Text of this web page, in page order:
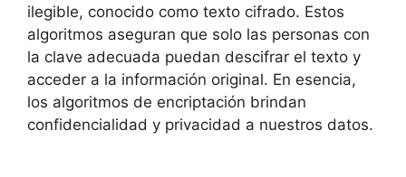
ilegible, conocido como texto cifrado. Estos
algoritmos aseguran que solo las personas con
la clave adecuada puedan descifrar el texto y
acceder a la información original. En esencia,
los algoritmos de encriptación brindan
confidencialidad y privacidad a nuestros datos.